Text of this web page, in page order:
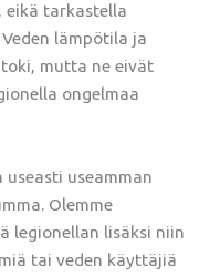
eikä tarkastella
lämpötila ja
mutta ne eivät
ongelmaa
useamman
Olemme
legionellan lisäksi niin
tai veden käyttäjiä